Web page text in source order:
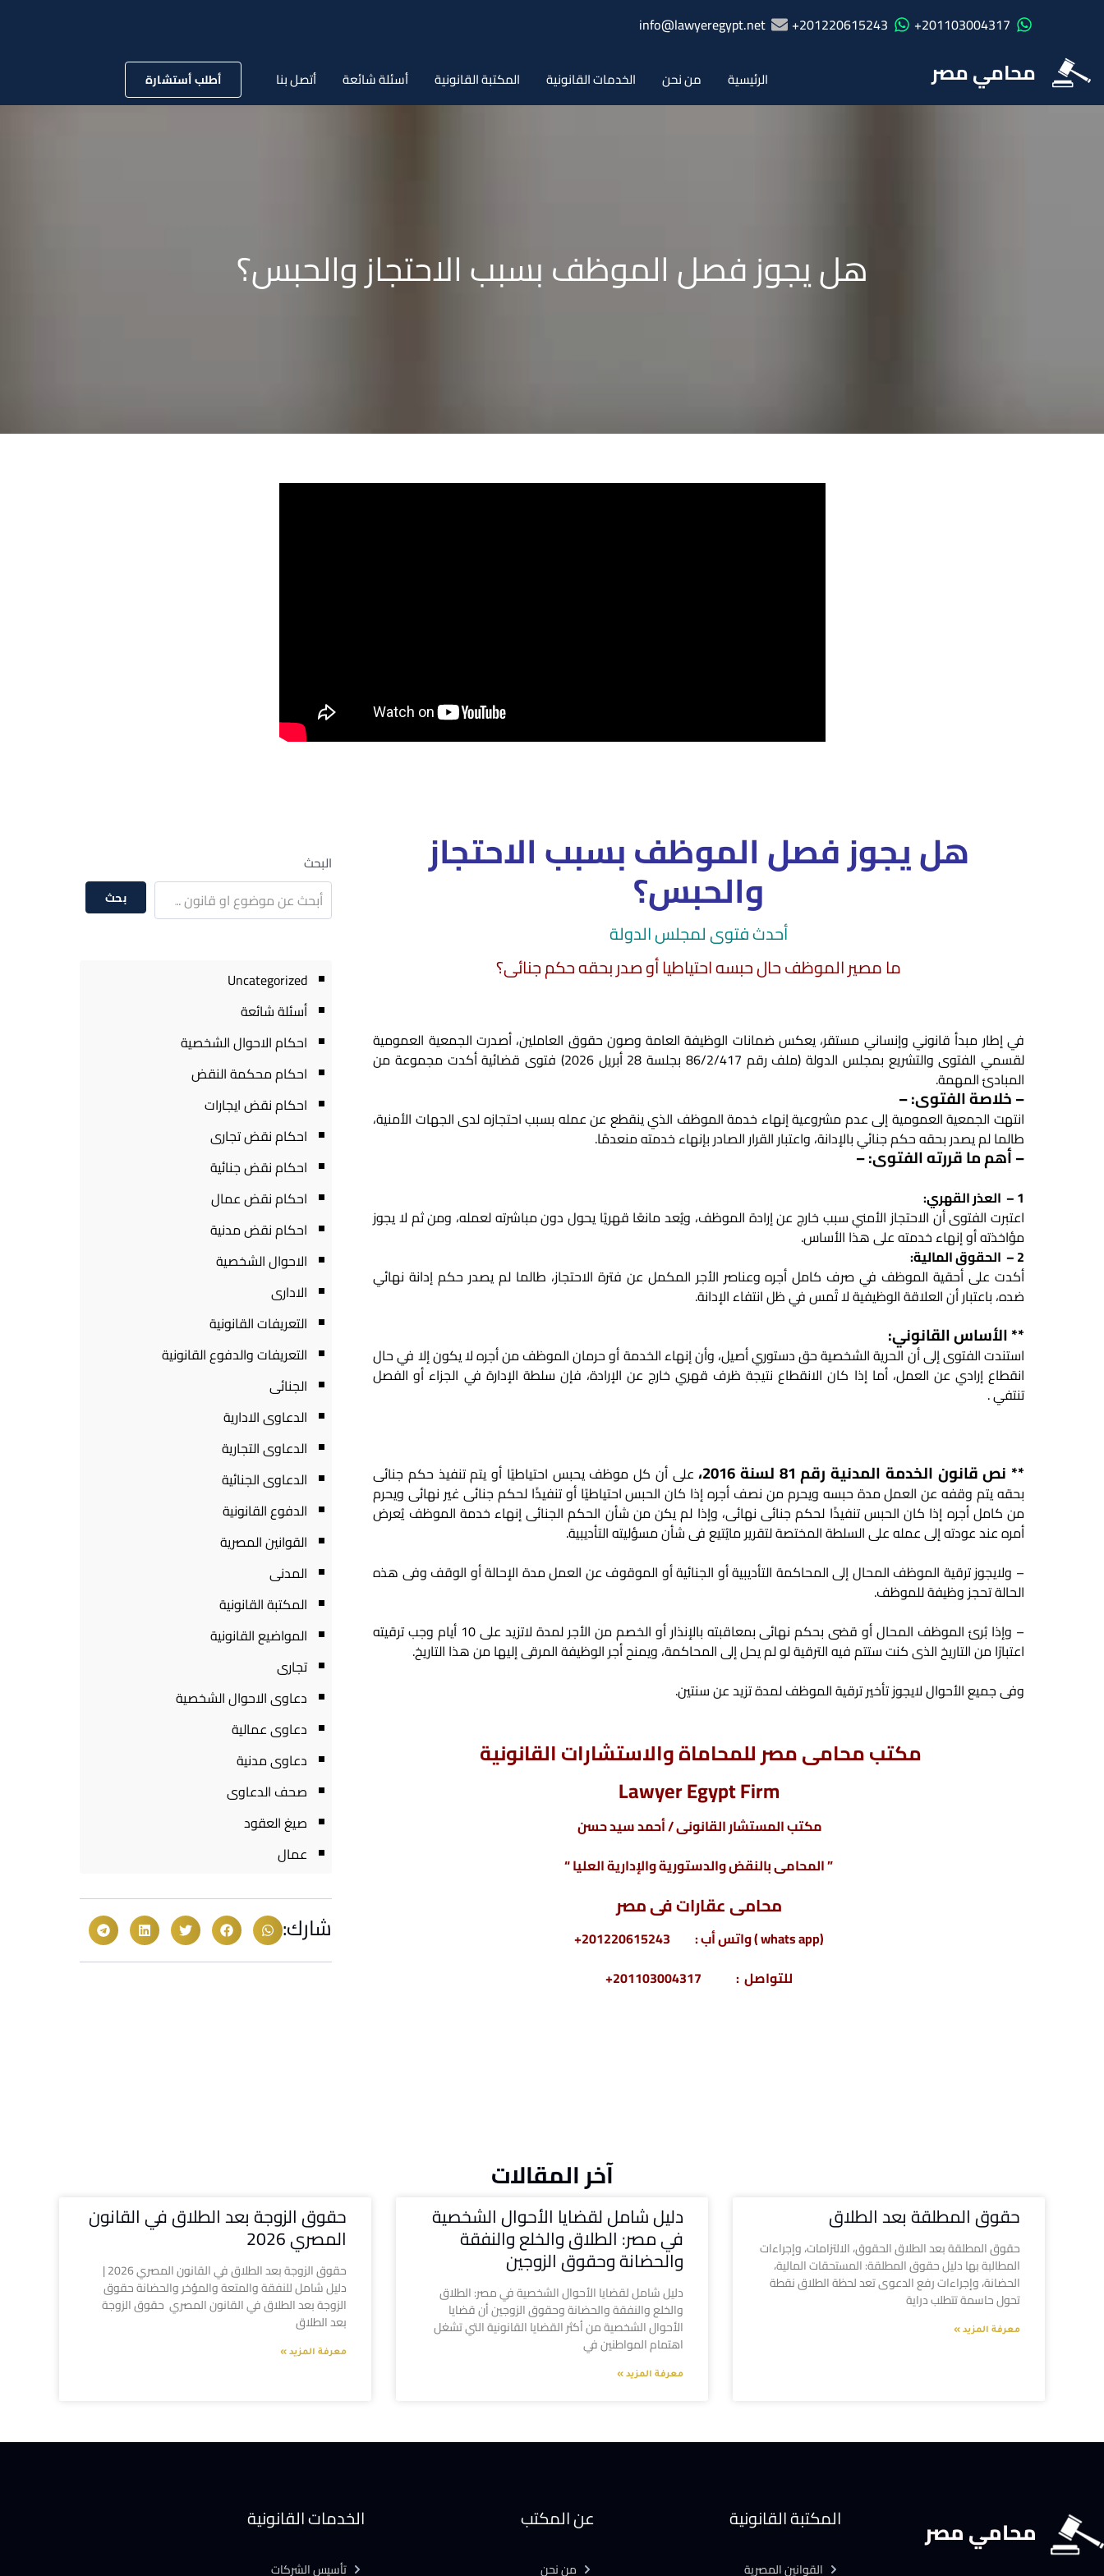
201103004317+
201220615243+
info@lawyeregypt.net
محامي مصر الرئيسية من نحن الخدمات القانونية المكتبة القانونية أسئلة شائعة أتصل بنا أطلب أستشارة
هل يجوز فصل الموظف بسبب الاحتجاز والحبس؟
هل يجوز فصل الموظف بسبب الاحتجاز
والحبس؟
أحدث فتوى لمجلس الدولة
ما مصير الموظف حال حبسه احتياطيا أو صدر بحقه حكم جنائى؟
في إطار مبدأ قانوني وإنساني مستقر، يعكس ضمانات الوظيفة العامة وصون حقوق العاملين، أصدرت الجمعية العمومية
لقسمي الفتوى والتشريع بمجلس الدولة (ملف رقم 86/2/417 بجلسة 28 أبريل 2026) فتوى قضائية أكدت مجموعة من
المبادئ المهمة.
– خلاصة الفتوى: –
انتهت الجمعية العمومية إلى عدم مشروعية إنهاء خدمة الموظف الذي ينقطع عن عمله بسبب احتجازه لدى الجهات الأمنية،
طالما لم يصدر بحقه حكم جنائي بالإدانة، واعتبار القرار الصادر بإنهاء خدمته منعدمًا.
– أهم ما قررته الفتوى: –
1 – العذر القهري:
اعتبرت الفتوى أن الاحتجاز الأمني سبب خارج عن إرادة الموظف، ويُعد مانعًا قهريًا يحول دون مباشرته لعمله، ومن ثم لا يجوز
مؤاخذته أو إنهاء خدمته على هذا الأساس.
2 – الحقوق المالية:
أكدت على أحقية الموظف في صرف كامل أجره وعناصر الأجر المكمل عن فترة الاحتجاز، طالما لم يصدر حكم إدانة نهائي
ضده، باعتبار أن العلاقة الوظيفية لا تُمس في ظل انتفاء الإدانة.
** الأساس القانوني:
استندت الفتوى إلى أن الحرية الشخصية حق دستوري أصيل، وأن إنهاء الخدمة أو حرمان الموظف من أجره لا يكون إلا في حال
انقطاع إرادي عن العمل، أما إذا كان الانقطاع نتيجة ظرف قهري خارج عن الإرادة، فإن سلطة الإدارة في الجزاء أو الفصل
تنتفي .
** نص قانون الخدمة المدنية رقم 81 لسنة 2016،
على أن كل موظف يحبس احتياطيًا أو يتم تنفيذ حكم جنائى
بحقه يتم وقفه عن العمل مدة حبسه ويحرم من نصف أجره إذا كان الحبس احتياطيًا أو تنفيذًا لحكم جنائى غير نهائى ويحرم
من كامل أجره إذا كان الحبس تنفيذًا لحكم جنائى نهائى، وإذا لم يكن من شأن الحكم الجنائى إنهاء خدمة الموظف يُعرض
أمره عند عودته إلى عمله على السلطة المختصة لتقرير مايُتيع فى شأن مسؤليته التأديبية.
– ولايجوز ترقية الموظف المحال إلى المحاكمة التأديبية أو الجنائية أو الموقوف عن العمل مدة الإحالة أو الوقف وفى هذه
الحالة تحجز وظيفة للموظف.
– وإذا بُرئ الموظف المحال أو قضى بحكم نهائى بمعاقبته بالإنذار أو الخصم من الأجر لمدة لاتزيد على 10 أيام وجب ترقيته
اعتبارًا من التاريخ الذى كنت ستتم فيه الترقية لو لم يحل إلى المحاكمة، ويمنح أجر الوظيفة المرقى إليها من هذا التاريخ.
وفى جميع الأحوال لايجوز تأخير ترقية الموظف لمدة تزيد عن سنتين.
مكتب محامى مصر للمحاماة والاستشارات القانونية
Lawyer Egypt Firm
مكتب المستشار القانونى / أحمد سيد حسن
” المحامى بالنقض والدستورية والإدارية العليا “
محامى عقارات فى مصر
(whats app ) واتس أب : 201220615243+
للتواصل : 201103004317+
البحث
بحث
Uncategorized
أسئلة شائعة
احكام الاحوال الشخصية
احكام محكمة النقض
احكام نقض ايجارات
احكام نقض تجارى
احكام نقض جنائية
احكام نقض عمال
احكام نقض مدنية
الاحوال الشخصية
الادارى
التعريفات القانونية
التعريفات والدفوع القانونية
الجنائى
الدعاوى الادارية
الدعاوى التجارية
الدعاوى الجنائية
الدفوع القانونية
القوانين المصرية
المدنى
المكتبة القانونية
المواضيع القانونية
تجارى
دعاوى الاحوال الشخصية
دعاوى عمالية
دعاوى مدنية
صحف الدعاوى
صيغ العقود
عمال
شارك:
آخر المقالات
حقوق المطلقة بعد الطلاق
حقوق المطلقة بعد الطلاق الحقوق، الالتزامات، وإجراءات
المطالبة بها دليل حقوق المطلقة: المستحقات المالية،
الحضانة، وإجراءات رفع الدعوى تعد لحظة الطلاق نقطة
تحول حاسمة تتطلب دراية
معرفة المزيد »
دليل شامل لقضايا الأحوال الشخصية
في مصر: الطلاق والخلع والنفقة
والحضانة وحقوق الزوجين
دليل شامل لقضايا الأحوال الشخصية في مصر: الطلاق
والخلع والنفقة والحضانة وحقوق الزوجين أن قضايا
الأحوال الشخصية من أكثر القضايا القانونية التي تشغل
اهتمام المواطنين في
معرفة المزيد »
حقوق الزوجة بعد الطلاق في القانون
المصري 2026
حقوق الزوجة بعد الطلاق في القانون المصري 2026 |
دليل شامل للنفقة والمتعة والمؤخر والحضانة حقوق
الزوجة بعد الطلاق في القانون المصري حقوق الزوجة
بعد الطلاق
معرفة المزيد »
محامي مصر المكتبة القانونية
القوانين المصرية
عن المكتب
من نحن
الخدمات القانونية
تأسيس الشركات